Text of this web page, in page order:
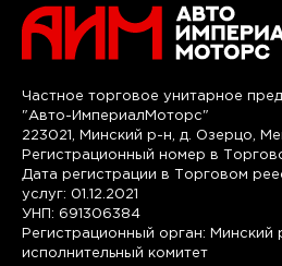
Частное торговое унитарное
"Авто-ИмпериалМоторс"
223021, Минский р-н, д. Озерцо,
Регистрационный номер в
Дата регистрации в Торговом
услуг: 01.12.2021
УНП: 691306384
Регистрационный орган: Минский
исполнительный комитет